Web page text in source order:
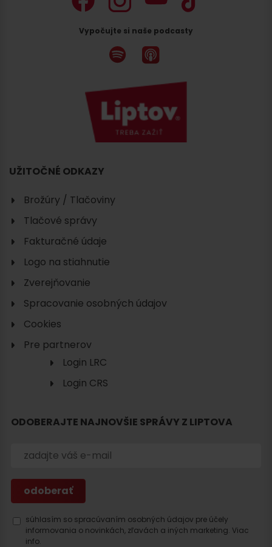
Vypočujte si naše podcasty
UŽITOČNÉ ODKAZY
Brožúry / Tlačoviny
Tlačové správy
Fakturačné údaje
Logo na stiahnutie
Zverejňovanie
Spracovanie osobných údajov
Cookies
Pre partnerov
Login LRC
Login CRS
ODOBERAJTE NAJNOVŠIE SPRÁVY Z LIPTOVA
súhlasím so spracúvaním osobných údajov pre účely
informovania o novinkách, zľavách a iných marketing. Viac
info.